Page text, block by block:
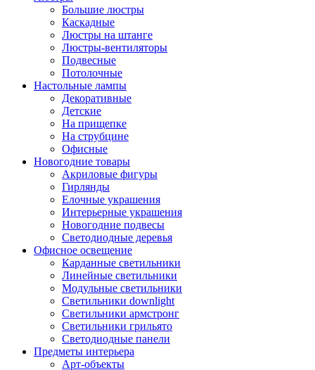
Большие люстры
Каскадные
Люстры на штанге
Люстры-вентиляторы
Подвесные
Потолочные
Настольные лампы
Декоративные
Детские
На прищепке
На струбцине
Офисные
Новогодние товары
Акриловые фигуры
Гирлянды
Елочные украшения
Интерьерные украшения
Новогодние подвесы
Светодиодные деревья
Офисное освещение
Карданные светильники
Линейные светильники
Модульные светильники
Светильники downlight
Светильники армстронг
Светильники грильято
Светодиодные панели
Предметы интерьера
Арт-объекты